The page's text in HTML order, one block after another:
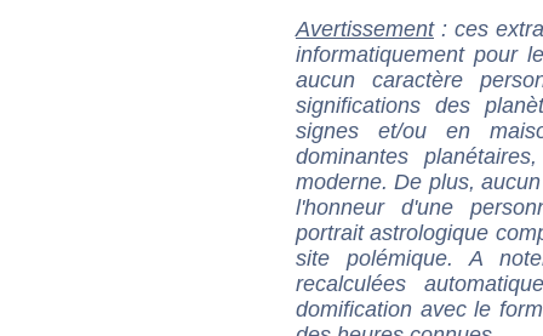
Avertissement: ces
informatiquement pour
aucun caractère
significations des
signes et/ou en
dominantes
moderne. De plus,
l'honneur d'une
portrait astrologique
site polémique. A
recalculées
domification avec le